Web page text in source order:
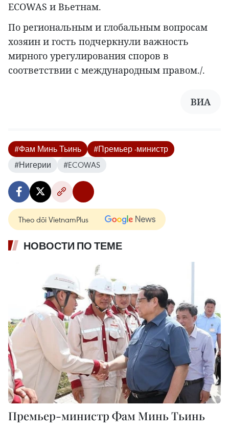
ECOWAS и Вьетнам.
По региональным и глобальным вопросам
хозяин и гость подчеркнули важность
мирного урегулирования споров в
соответствии с международным правом./.
ВИА
#Фам Минь Тьинь
#Премьер -министр
#Нигерии
#ECOWAS
Theo dõi VietnamPlus
НОВОСТИ ПО ТЕМЕ
Премьер-министр Фам Минь Тьинь